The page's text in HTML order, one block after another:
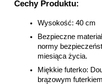
Cechy Produktu:
Wysokość: 40 cm
Bezpieczne
normy
miesiąca życia.
Miękkie futerko:
brązowym